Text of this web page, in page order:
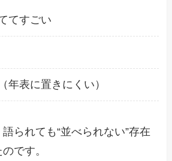
てすごい
年表に置きにくい）
られても“並べられない”存在
です。